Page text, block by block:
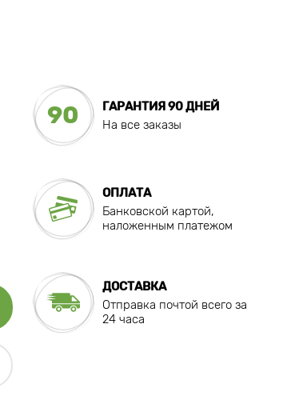
90
ГАРАНТИЯ 90 ДНЕЙ
На все заказы
ОПЛАТА
Банковской картой,
наложенным платежом
ДОСТАВКА
Отправка почтой всего за
24 часа